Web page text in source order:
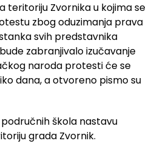
teritoriju Zvornika u kojima se
zbog oduzimanja prava
svih predstavnika
zabranjivalo izučavanje
naroda protesti će se
dana, a otvoreno pismo su
područnih škola nastavu
grada Zvornik.